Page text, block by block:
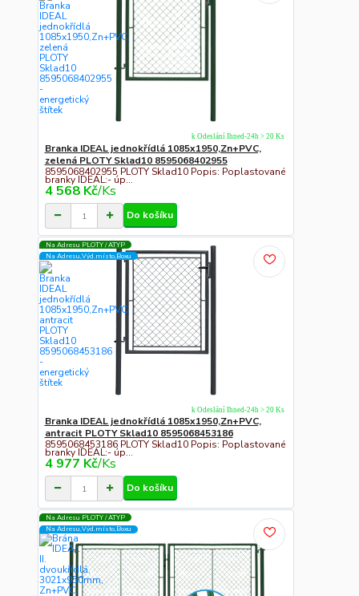
Branka IDEAL jednokřídlá 1085x1950,Zn+PVC,
zelená PLOTY Sklad10 8595068402955
8595068402955 PLOTY Sklad10 Popis: Poplastované
branky IDEAL:- úp...
4 568 Kč/Ks
k Odeslání Ihned-24h > 20 Ks
Do košíku
Na Adresu PLOTY / ATYP
Na Adresu,Výd.místo,Boxu
Branka IDEAL jednokřídlá 1085x1950,Zn+PVC,
antracit PLOTY Sklad10 8595068453186
8595068453186 PLOTY Sklad10 Popis: Poplastované
branky IDEAL:- úp...
4 977 Kč/Ks
k Odeslání Ihned-24h > 20 Ks
Do košíku
Na Adresu PLOTY / ATYP
Na Adresu,Výd.místo,Boxu